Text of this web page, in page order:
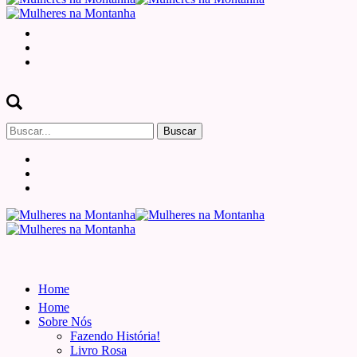
Buscar
por:
Home
Home
Sobre Nós
Fazendo História!
Livro Rosa